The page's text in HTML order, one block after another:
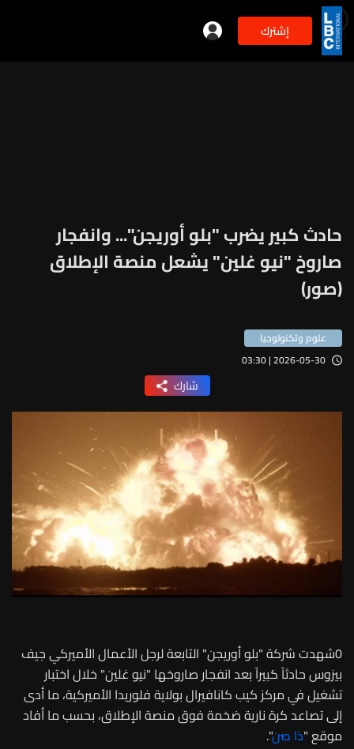
إشترك 2min
حادث كبير يضرب "بلو أوريجن"... وانفجار
صاروخ "نيو غلين" يشعل منصة الإطلاق
(صور)
علوم وتكنولوجيا
2026-05-30 | 03:30
شارك
0شهدت شركة "بلو أوريجن" التابعة لرجل الأعمال الأميركي جيف
بيزوس حادثاً كبيراً بعد انفجار صاروخها "نيو غلين" خلال اختبار
تشغيل في مركز كيب كانافيرال بولاية فلوريدا الأميركية، ما أدى
إلى تصاعد كرة نارية ضخمة فوق منصة الإطلاق، بحسب ما أفاد
موقع "ذا صن".